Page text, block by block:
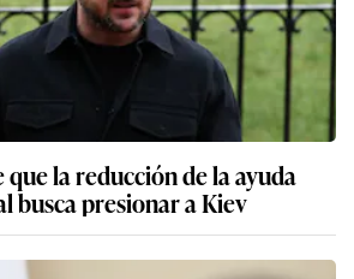
la reducción de la ayuda
busca presionar a Kiev